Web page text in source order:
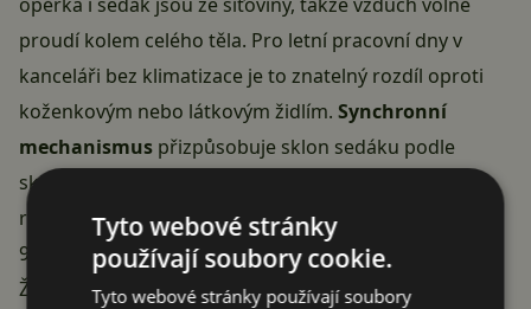
proudí kolem celého těla. Pro letní pracovní dny v
kanceláři bez klimatizace je to znatelný rozdíl oproti
koženkovým nebo látkovým židlím. Synchronní
mechanismus přizpůsobuje sklon sedáku podle
sklonu opěradla, takže při houpání se neproláme
rovnoměrně. Aretace je možná ve dvou polohách —
90° pro práci a 135° pro odpočinek.
Židle mávýškově nastavitelnou hlavovou opěrku
Tyto webové stránky
používají soubory cookie.
Tyto webové stránky používají soubory